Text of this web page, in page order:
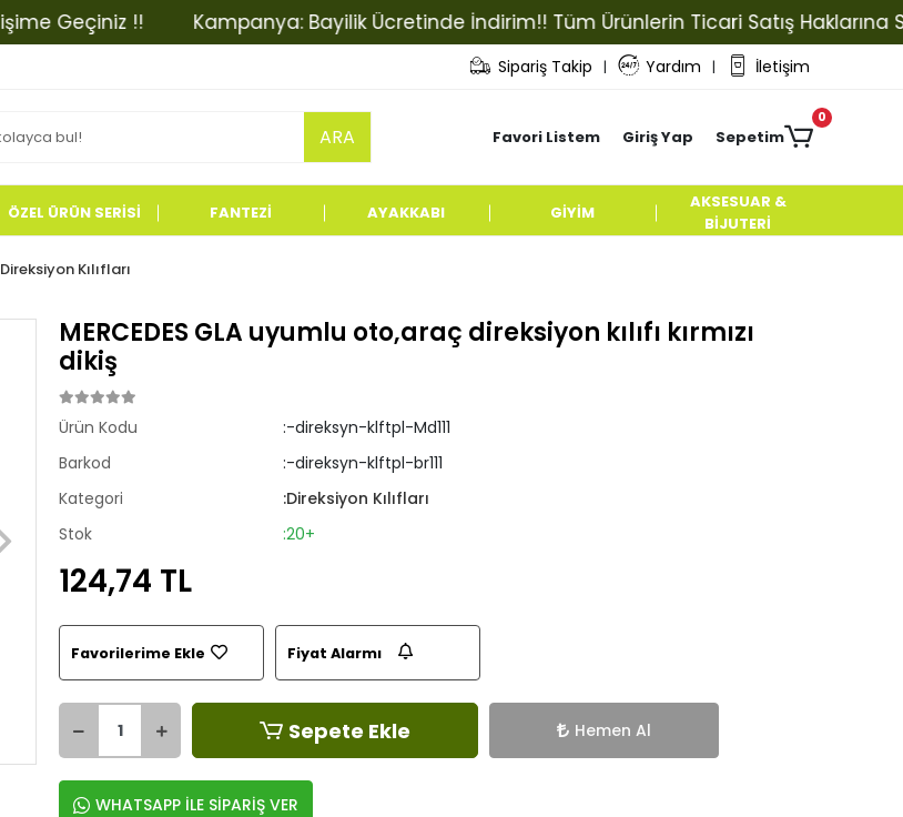
Geçiniz !! Kampanya: Bayilik Ücretinde İndirim!! Tüm Ürünlerin Ticari Satış Haklarına
Sipariş Takip | Yardım | İletişim
ARA Favori Listem Giriş Yap Sepetim
0
ÖZEL ÜRÜN SERİSİ FANTEZİ AYAKKABI GİYİM
AKSESUAR &
BİJUTERİ
Direksiyon Kılıfları
MERCEDES GLA uyumlu oto,araç direksiyon kılıfı kırmızı
dikiş
Ürün Kodu
:-direksyn-klftpl-Md111
Barkod
:-direksyn-klftpl-br111
Kategori
:Direksiyon Kılıfları
Stok
:20+
124,74 TL
Favorilerime Ekle Fiyat Alarmı
Sepete Ekle Hemen Al
WHATSAPP İLE SİPARİŞ VER